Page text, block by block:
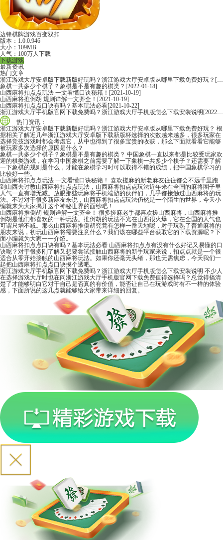
边锋棋牌游戏百变双扣
版本：1.0.0.946
大小：109MB
人气：100万人下载
下载游戏
最新资讯
热门文章
浙江游戏大厅安卓版下载新版好玩吗？浙江游戏大厅安卓版从哪里下载免费好玩？ [2022-06-16]
象棋一共多少个棋子？象棋是不是有趣的棋类？ [2022-01-18]
山西麻将扣点点玩法 一文看懂口诀秘籍！ [2021-10-19]
山西麻将推倒胡 规则详解一文齐全！ [2021-10-19]
山西麻将扣点点口诀有吗？基本玩法必看[2021-10-22]
浙江游戏大厅手机版官网下载免费吗？浙江游戏大厅手机版怎么下载安装说明 [2022-06-16]
热门资讯：
浙江游戏大厅安卓版下载新版好玩吗？浙江游戏大厅安卓版从哪里下载免费好玩？ 根
据相关了解近几年浙江游戏大厅安卓版下载新版杯选择的次数越来越多，很多玩家在
选择竞技游戏时都会考虑它，从中也得到了很多宝贵的收获，那么下面就看看它能够
被玩家多次选择的原因是什么？
象棋一共多少个棋子？象棋是不是有趣的棋类？ 中国象棋一直以来都是比较受玩家欢
迎的棋类游戏，在学习中国象棋之前需要了解一下象棋一共多少个棋子？还需要了解
一下象棋的规则是什么，才能在象棋学习时可以取得不错的成绩，把中国象棋学习的
比较好一些。
山西麻将扣点点玩法 一文看懂口诀秘籍！ 喜欢搓麻的新老麻友往往都会不远千里跑
到山西去讨教山西麻将扣点点玩法，山西麻将扣点点玩法近年来在全国的麻将圈子里
人气一直有增无减。放眼那些玩麻将手机端游的伙伴们，几乎都接触过山西麻将的玩
法。不过对于很多新麻友来说，山西麻将扣点点玩法仍然是一个陌生的世界，今天小
编就来为大家揭开这个神秘世界的面纱吧！
山西麻将推倒胡 规则详解一文齐全！ 很多搓麻老手都喜欢搓山西麻将，山西麻将推
倒胡是他们都喜欢的一种玩法。推倒胡的玩法不光在山西很火爆，它在全国的人气也
可谓只增不减。那么山西麻将推倒胡究竟有怎样一番天地呢，对于玩熟了普通麻将的
朋友来说，初玩山西麻将需要注意什么？我们该在哪些平台获取它的下载资源呢？下
面小编就为大家一一介绍。
山西麻将扣点点口诀有吗？基本玩法必看 山西麻将扣点点有没有什么好记又易懂的口
诀呢？对于很多刚了解又想要尝试接触山西麻将的新手玩家来说，扣点点就是一个很
适合从零开始接触的山西麻将玩法。如果你还毫无头绪，那也无需焦虑，今天我们一
起把山西麻将扣点点口诀摸个透吧。
浙江游戏大厅手机版官网下载免费吗？浙江游戏大厅手机版怎么下载安装说明 不少人
在选择游戏大厅时也在问浙江游戏大厅手机版官网下载免费值得选择吗？总觉得搞清
楚了才能够明白它对于自己是否真的有价值，能否让自己在玩游戏时有不一样的体验
感，下面所说的这几点就能够给大家带来详细的回复。